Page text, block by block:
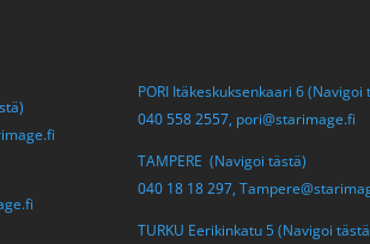
PORI Itäkeskuksenkaari 6 (Navigoi
040 558 2557, pori@starimage.fi
TAMPERE (Navigoi tästä)
040 18 18 297,
TURKU Eerikinkatu 5 (Navigoi